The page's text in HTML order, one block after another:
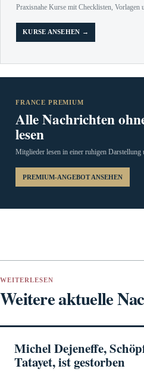
Praxisnahe Kurse mit Checklisten, Vorlagen
KURSE ANSEHEN →
FRANCE PREMIUM
Alle Nachrichten
lesen
Mitglieder lesen in einer ruhigen Darstellung
PREMIUM-ANGEBOT ANSEHEN
WEITERLESEN
Weitere aktuelle
Michel Dejeneffe,
Tatayet, ist gestorben